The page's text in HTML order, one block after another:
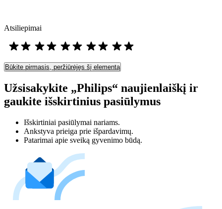
Atsiliepimai
Būkite pirmasis, peržiūrėjęs šį elementą
Užsisakykite „Philips“ naujienlaiškį ir
gaukite išskirtinius pasiūlymus
Išskirtiniai pasiūlymai nariams.
Ankstyva prieiga prie išpardavimų.
Patarimai apie sveiką gyvenimo būdą.